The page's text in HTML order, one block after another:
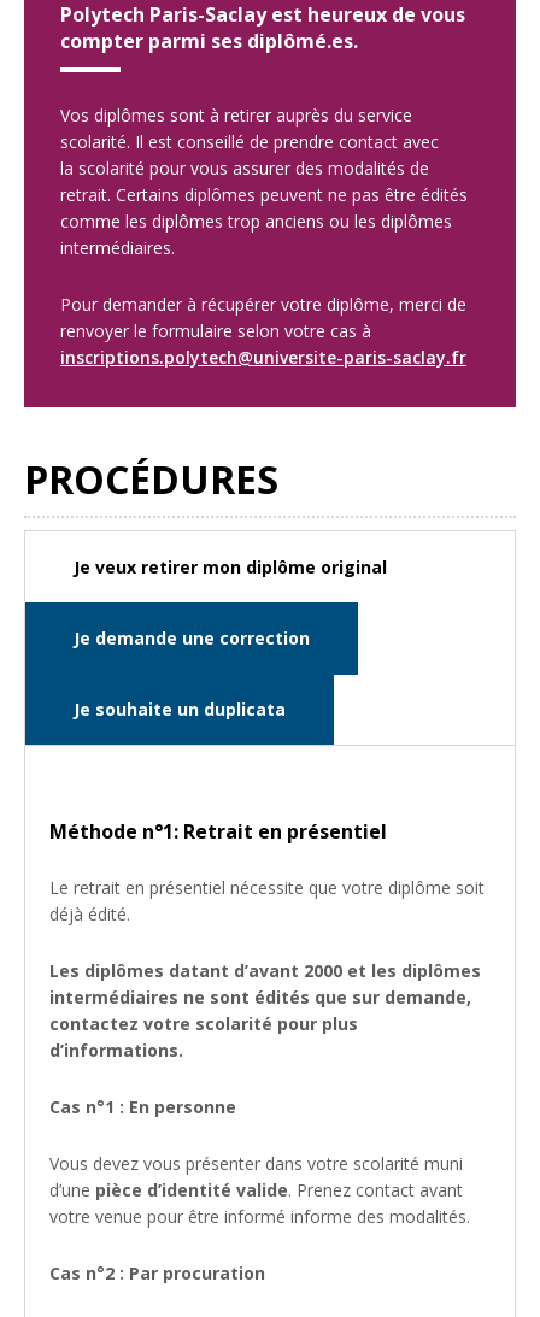
Polytech Paris-Saclay est heureux de vous
compter parmi ses diplômé.es.
Vos diplômes sont à retirer auprès du service
scolarité. Il est conseillé de prendre contact avec
la scolarité pour vous assurer des modalités de
retrait. Certains diplômes peuvent ne pas être édités
comme les diplômes trop anciens ou les diplômes
intermédiaires.
Pour demander à récupérer votre diplôme, merci de
renvoyer le formulaire selon votre cas à
inscriptions.polytech@universite-paris-saclay.fr
PROCÉDURES
Je veux retirer mon diplôme original
Je demande une correction
Je souhaite un duplicata
Méthode n°1: Retrait en présentiel
Le retrait en présentiel nécessite que votre diplôme soit
déjà édité.
Les diplômes datant d’avant 2000 et les diplômes
intermédiaires ne sont édités que sur demande,
contactez votre scolarité pour plus
d’informations.
Cas n°1 : En personne
Vous devez vous présenter dans votre scolarité muni
d’une pièce d’identité valide. Prenez contact avant
votre venue pour être informé informe des modalités.
Cas n°2 : Par procuration